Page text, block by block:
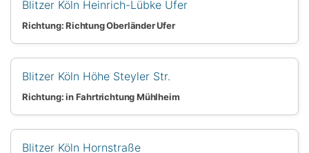
Blitzer Köln Heinrich-Lübke Ufer
Richtung: Richtung Oberländer Ufer
Blitzer Köln Höhe Steyler Str.
Richtung: in Fahrtrichtung Mühlheim
Blitzer Köln Hornstraße